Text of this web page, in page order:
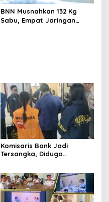
BNN Musnahkan 132 Kg
Sabu, Empat Jaringan
Komisaris Bank Jadi
Tersangka, Diduga